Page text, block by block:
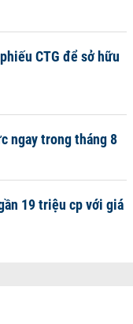
CTG để sở hữu
ngay trong tháng 8
19 triệu cp với giá